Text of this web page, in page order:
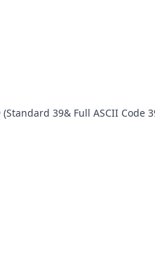
39& Full ASCII Code